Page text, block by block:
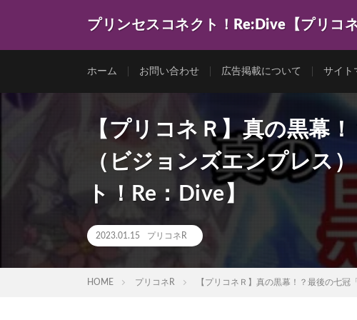
プリンセスコネクト！Re:Dive【プリコ
ホーム お問い合わせ 広告掲載について サイト
【プリコネＲ】真の黒幕
（ビジョンズエンプレス
ト！Re：Dive】
2023.01.15 プリコネR
HOME プリコネR 【プリコネＲ】真の黒幕！？最後の七